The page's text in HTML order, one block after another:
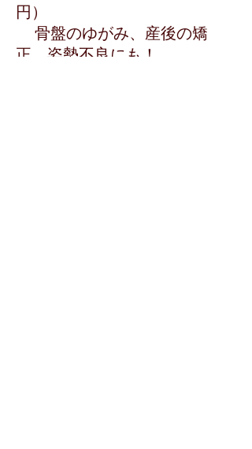
円）
骨盤のゆがみ、産後の矯
正、姿勢不良にも！